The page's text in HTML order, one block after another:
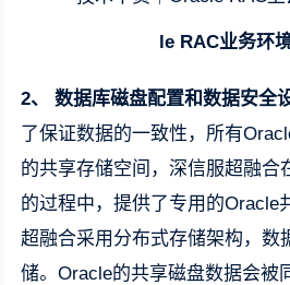
le RAC业务环
2、数据库磁盘配置和数据安全
了保证数据的一致性，所有
的共享存储空间，深信服超融合
的过程中，提供了专用的
超融合采用分布式存储架构，数
储。Oracle的共享磁盘数据会被